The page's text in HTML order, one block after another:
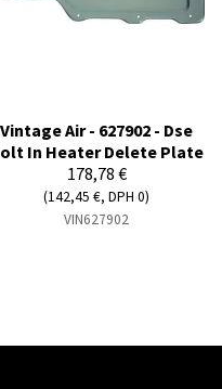
Vintage Air - 627902 - Dse
In Heater Delete Plate
178,78 €
(142,45 €, DPH 0)
VIN627902